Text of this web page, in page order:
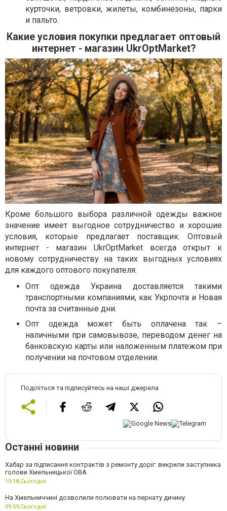
курточки, ветровки, жилеты, комбинезоны, парки
и пальто.
Какие условия покупки предлагает оптовый
интернет - магазин UkrOptMarket?
Кроме большого выбора различной одежды важное
значение имеет выгодное сотрудничество и хорошие
условия, которые предлагает поставщик. Оптовый
интернет - магазин UkrOptMarket всегда открыт к
новому сотрудничеству на таких выгодных условиях
для каждого оптового покупателя:
Опт одежда Украина доставляется такими
транспортными компаниями, как Укрпочта и Новая
почта за считанные дни.
Опт одежда может быть оплачена так –
наличными при самовывозе, переводом денег на
банковскую карты или наложенным платежом при
получении на почтовом отделении.
Поділіться та підписуйтесь на наші джерела
Останні новини
Хабар за підписання контрактів з ремонту доріг: викрили заступника
голови Хмельницької ОВА
10:18,Сьогодні
На Хмельниччині дозволили полювати на пернату дичину
09:59,Сьогодні